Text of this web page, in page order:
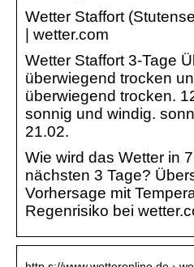
Wetter Staffort
| wetter.com
Wetter Staffort 3-Tage
überwiegend trocken
überwiegend trocken.
sonnig und windig.
21.02.
Wie wird das Wetter in
nächsten 3 Tage?
Vorhersage mit
Regenrisiko bei